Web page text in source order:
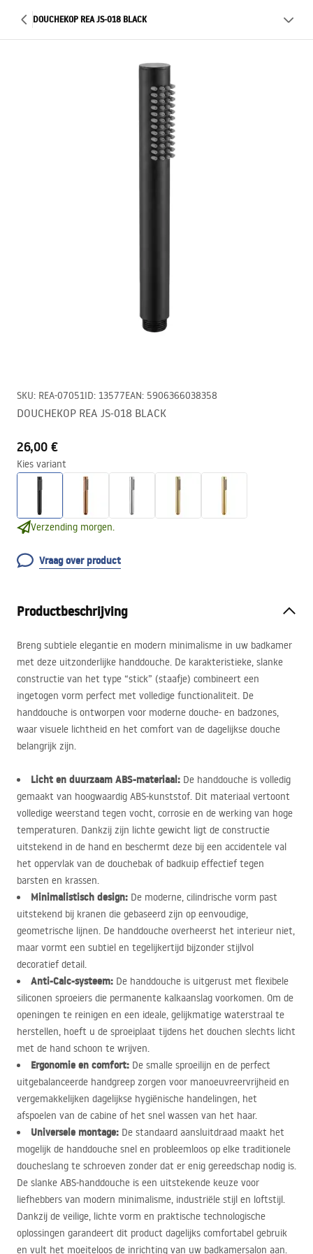
DOUCHEKOP REA JS-018 BLACK
SKU: REA-07051ID: 13577EAN: 5906366038358
DOUCHEKOP REA JS-018 BLACK
26,00 €
Kies variant
Verzending morgen.
Vraag over product
Productbeschrijving
Breng subtiele elegantie en modern minimalisme in uw badkamer
met deze uitzonderlijke handdouche. De karakteristieke, slanke
constructie van het type “stick” (staafje) combineert een
ingetogen vorm perfect met volledige functionaliteit. De
handdouche is ontworpen voor moderne douche- en badzones,
waar visuele lichtheid en het comfort van de dagelijkse douche
belangrijk zijn.
Licht en duurzaam ABS-materiaal: De handdouche is volledig
gemaakt van hoogwaardig ABS-kunststof. Dit materiaal vertoont
volledige weerstand tegen vocht, corrosie en de werking van hoge
temperaturen. Dankzij zijn lichte gewicht ligt de constructie
uitstekend in de hand en beschermt deze bij een accidentele val
het oppervlak van de douchebak of badkuip effectief tegen
barsten en krassen.
Minimalistisch design: De moderne, cilindrische vorm past
uitstekend bij kranen die gebaseerd zijn op eenvoudige,
geometrische lijnen. De handdouche overheerst het interieur niet,
maar vormt een subtiel en tegelijkertijd bijzonder stijlvol
decoratief detail.
Anti-Calc-systeem: De handdouche is uitgerust met flexibele
siliconen sproeiers die permanente kalkaanslag voorkomen. Om de
openingen te reinigen en een ideale, gelijkmatige waterstraal te
herstellen, hoeft u de sproeiplaat tijdens het douchen slechts licht
met de hand schoon te wrijven.
Ergonomie en comfort: De smalle sproeilijn en de perfect
uitgebalanceerde handgreep zorgen voor manoeuvreervrijheid en
vergemakkelijken dagelijkse hygiënische handelingen, het
afspoelen van de cabine of het snel wassen van het haar.
Universele montage: De standaard aansluitdraad maakt het
mogelijk de handdouche snel en probleemloos op elke traditionele
doucheslang te schroeven zonder dat er enig gereedschap nodig is.
De slanke ABS-handdouche is een uitstekende keuze voor
liefhebbers van modern minimalisme, industriële stijl en loftstijl.
Dankzij de veilige, lichte vorm en praktische technologische
oplossingen garandeert dit product dagelijks comfortabel gebruik
en vult het moeiteloos de inrichting van uw badkamersalon aan.